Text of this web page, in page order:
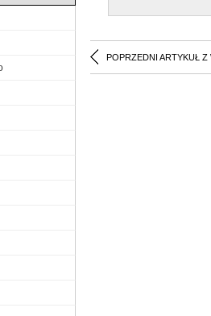
POPRZEDNI ARTYKUŁ Z